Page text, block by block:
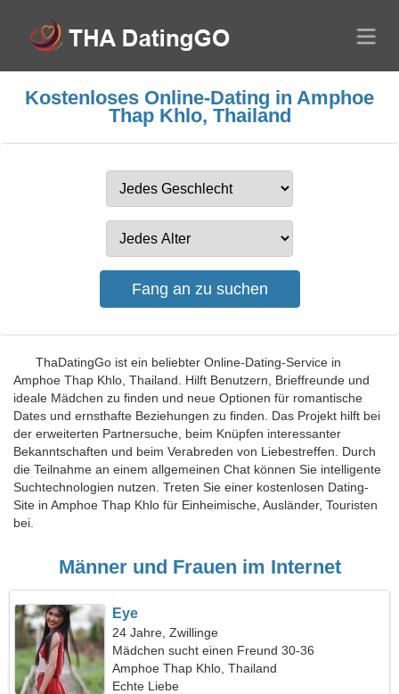
Kostenloses Online-Dating in Amphoe
Thap Khlo, Thailand
ThaDatingGo ist ein beliebter Online-Dating-Service in
Amphoe Thap Khlo, Thailand. Hilft Benutzern, Brieffreunde und
ideale Mädchen zu finden und neue Optionen für romantische
Dates und ernsthafte Beziehungen zu finden. Das Projekt hilft bei
der erweiterten Partnersuche, beim Knüpfen interessanter
Bekanntschaften und beim Verabreden von Liebestreffen. Durch
die Teilnahme an einem allgemeinen Chat können Sie intelligente
Suchtechnologien nutzen. Treten Sie einer kostenlosen Dating-
Site in Amphoe Thap Khlo für Einheimische, Ausländer, Touristen
bei.
Männer und Frauen im Internet
Eye
24 Jahre, Zwillinge
Mädchen sucht einen Freund 30-36
Amphoe Thap Khlo, Thailand
Echte Liebe